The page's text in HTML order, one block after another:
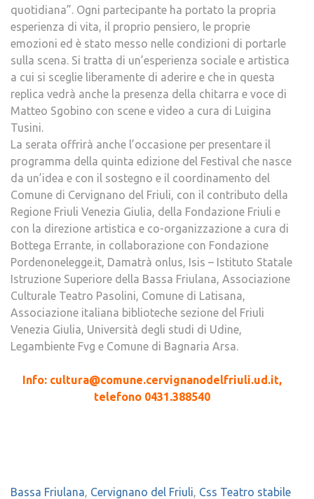
quotidiana”. Ogni partecipante ha portato la propria
esperienza di vita, il proprio pensiero, le proprie
emozioni ed è stato messo nelle condizioni di portarle
sulla scena. Si tratta di un’esperienza sociale e artistica
a cui si sceglie liberamente di aderire e che in questa
replica vedrà anche la presenza della chitarra e voce di
Matteo Sgobino con scene e video a cura di Luigina
Tusini.
La serata offrirà anche l’occasione per presentare il
programma della quinta edizione del Festival che nasce
da un’idea e con il sostegno e il coordinamento del
Comune di Cervignano del Friuli, con il contributo della
Regione Friuli Venezia Giulia, della Fondazione Friuli e
con la direzione artistica e co-organizzazione a cura di
Bottega Errante, in collaborazione con Fondazione
Pordenonelegge.it, Damatrà onlus, Isis – Istituto Statale
Istruzione Superiore della Bassa Friulana, Associazione
Culturale Teatro Pasolini, Comune di Latisana,
Associazione italiana biblioteche sezione del Friuli
Venezia Giulia, Università degli studi di Udine,
Legambiente Fvg e Comune di Bagnaria Arsa.
Info: cultura@comune.cervignanodelfriuli.ud.it,
telefono 0431.388540
Bassa Friulana, Cervignano del Friuli, Css Teatro stabile